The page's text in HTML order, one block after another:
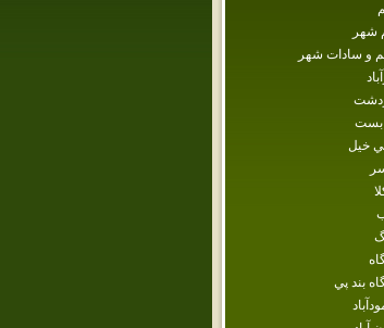
شهر
و سادات شهر
بست
خيل
بند پي